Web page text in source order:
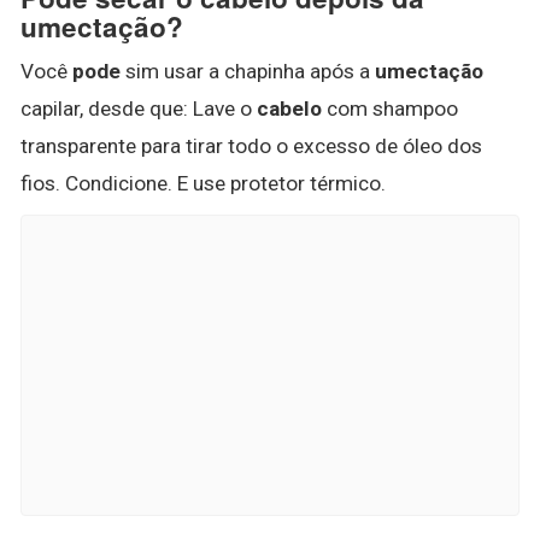
umectação?
Você pode sim usar a chapinha após a umectação
capilar, desde que: Lave o cabelo com shampoo
transparente para tirar todo o excesso de óleo dos
fios. Condicione. E use protetor térmico.